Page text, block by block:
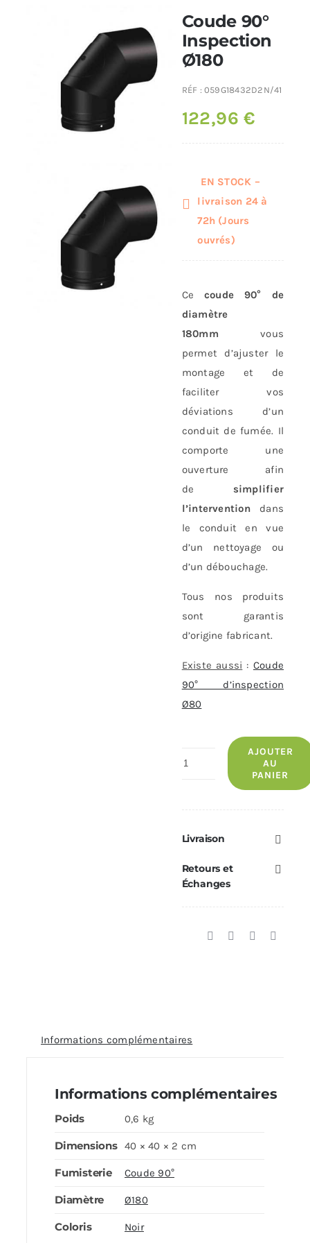
Poêles et chaudières
Conduit de fumées
Coude 90°
Inspection
Ø180
RÉF :059G18432D2N/41
122,96€
EN STOCK –
livraison 24 à
72h (Jours
ouvrés)
Cecoude 90° de
diamètre
180mm
vous
permet d’ajuster le
montage et de
faciliter vos
déviations d’un
conduit de fumée. Il
comporte une
ouverture afin
de simplifier
l’interventiondans
le conduit en vue
d’un nettoyage ou
d’un débouchage.
Tous nos produits
sont garantis
d’origine fabricant.
Existe aussi : Coude
90° d’inspection
Ø80
quantité
Inspection
AJOUTER
AU
PANIER
Livraison
Retours et
Échanges
Informations complémentaires
Informations complémentaires
Poids 0,6 kg
Dimensions 40 × 40 × 2 cm
Fumisterie Coude 90°
Diamètre Ø180
Coloris Noir